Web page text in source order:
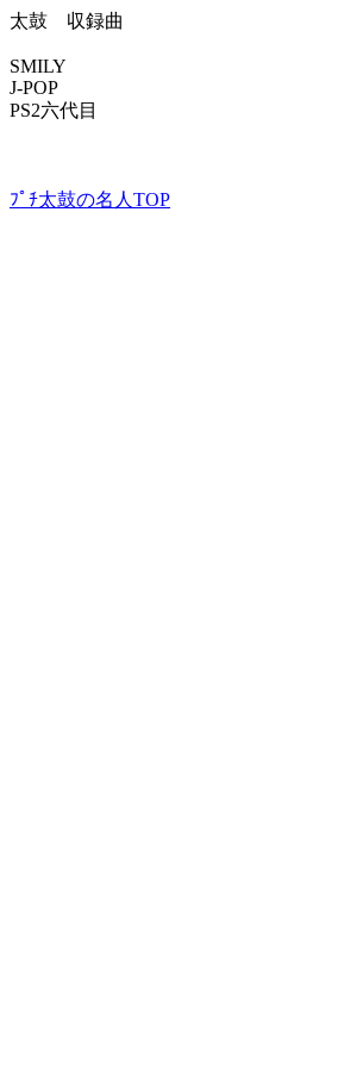
太鼓 収録曲
SMILY
J-POP
PS2六代目
ﾌﾟﾁ太鼓の名人TOP